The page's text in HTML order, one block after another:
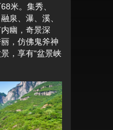
+
米。集秀、
泉、瀑、溪、
幽，奇景深
，仿佛鬼斧神
，享有“盆景峡